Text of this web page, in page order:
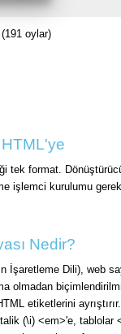
oylar)
tek format.
işlemci kurulumu
Nedir?
İşaretleme Dili), web
olmadan
etiketlerini
(\i) <em>'e, tablolar